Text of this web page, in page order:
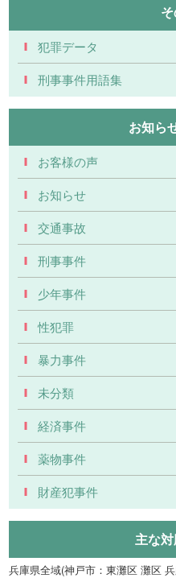
犯罪データ
刑事事件用語集
お知ら
お客様の声
お知らせ
交通事故
刑事事件
少年事件
性犯罪
暴力事件
未分類
経済事件
薬物事件
財産犯事件
主な
兵庫県全域(神戸市：東灘区 灘区